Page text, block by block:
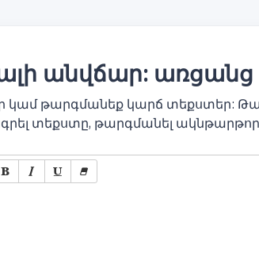
անվճար: առցանց
կամ թարգմանեք կարճ տեքստեր:
տեքստը, թարգմանել